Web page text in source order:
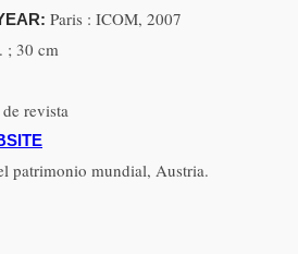
Paris : ICOM, 2007
; 30 cm
revista
patrimonio mundial, Austria.